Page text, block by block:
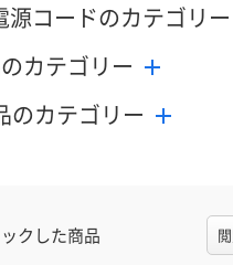
コードのカテゴリー
カテゴリー
のカテゴリー
クした商品